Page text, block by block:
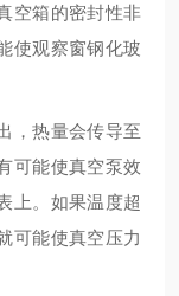
空箱的密封性非
使观察窗钢化玻
，热量会传导至
可能使真空泵效
上。如果温度超
可能使真空压力